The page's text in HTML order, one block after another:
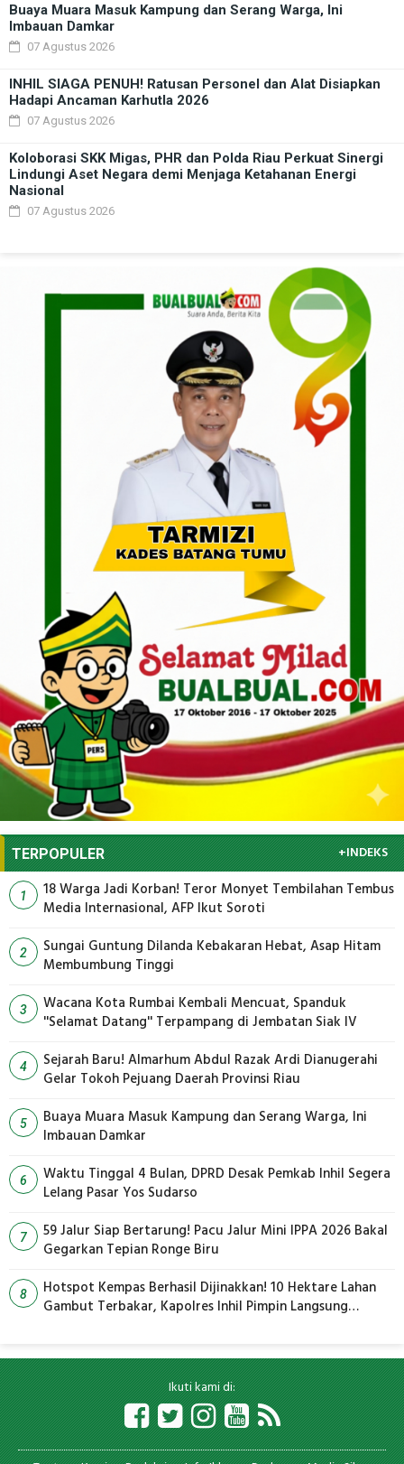
Buaya Muara Masuk Kampung dan Serang Warga, Ini
Imbauan Damkar
07 Agustus 2026
INHIL SIAGA PENUH! Ratusan Personel dan Alat Disiapkan
Hadapi Ancaman Karhutla 2026
07 Agustus 2026
Koloborasi SKK Migas, PHR dan Polda Riau Perkuat Sinergi
Lindungi Aset Negara demi Menjaga Ketahanan Energi
Nasional
07 Agustus 2026
TERPOPULER +INDEKS
1
18 Warga Jadi Korban! Teror Monyet Tembilahan Tembus
Media Internasional, AFP Ikut Soroti
2
Sungai Guntung Dilanda Kebakaran Hebat, Asap Hitam
Membumbung Tinggi
3
Wacana Kota Rumbai Kembali Mencuat, Spanduk
''Selamat Datang'' Terpampang di Jembatan Siak IV
4
Sejarah Baru! Almarhum Abdul Razak Ardi Dianugerahi
Gelar Tokoh Pejuang Daerah Provinsi Riau
5
Buaya Muara Masuk Kampung dan Serang Warga, Ini
Imbauan Damkar
6
Waktu Tinggal 4 Bulan, DPRD Desak Pemkab Inhil Segera
Lelang Pasar Yos Sudarso
7
59 Jalur Siap Bertarung! Pacu Jalur Mini IPPA 2026 Bakal
Gegarkan Tepian Ronge Biru
8
Hotspot Kempas Berhasil Dijinakkan! 10 Hektare Lahan
Gambut Terbakar, Kapolres Inhil Pimpin Langsung
Ikuti kami di: